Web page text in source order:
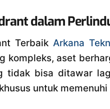
dalam
Terbaik Arkana
kompleks, aset
tidak bisa ditawar
untuk